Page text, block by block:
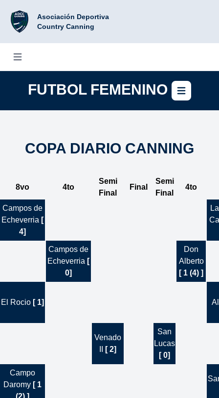
Asociación Deportiva
Country Canning
Abrir menú
FUTBOL FEMENINO Abrir
COPA DIARIO CANNING
8vo 4to
Semi
Final
Final
Semi
Final
4to
Campos de
Echeverria [
4]
Campos de
Echeverria [
0]
Don
Alberto
[ 1 (4) ]
El Rocio [ 1]
Venado
[ 2]
San
Lucas
[ 0]
Campo
Daromy [ 1
(2) ]